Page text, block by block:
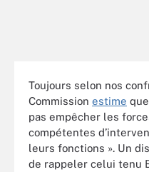
Toujours selon nos
Commission estime
pas empêcher les
compétentes
leurs fonctions ». Un
de rappeler celui tenu